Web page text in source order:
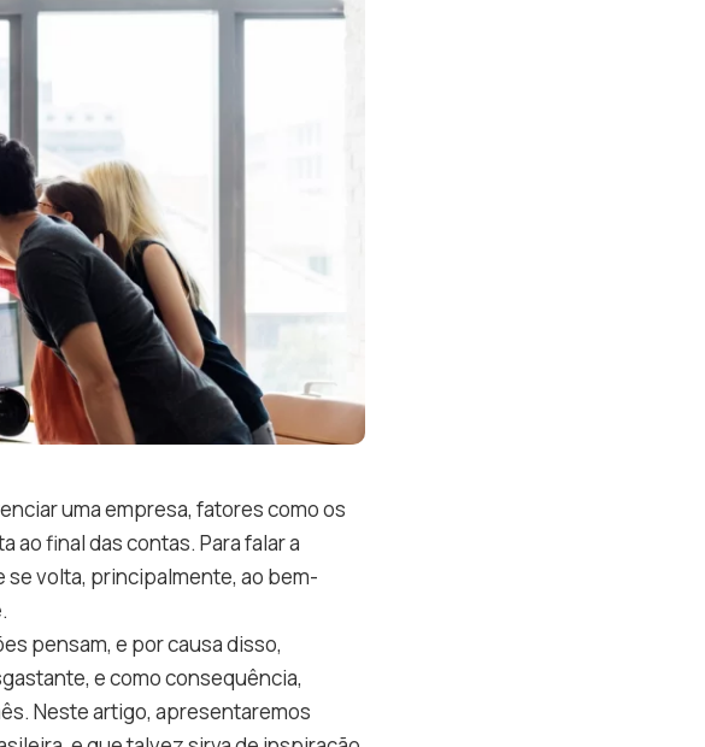
uma empresa, fatores como os
ao final das contas. Para falar a
se volta, principalmente, ao bem-
pensam, e por causa disso,
e como consequência,
Neste artigo, apresentaremos